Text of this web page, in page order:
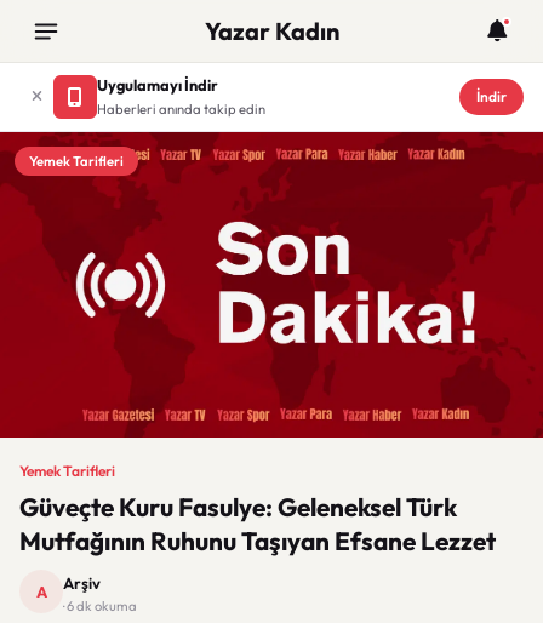
Yazar Kadın
Uygulamayı İndir
Haberleri anında takip edin
İndir
Yemek Tarifleri
Yemek Tarifleri
Güveçte Kuru Fasulye: Geleneksel Türk
Mutfağının Ruhunu Taşıyan Efsane Lezzet
A Arşiv
· 6 dk okuma